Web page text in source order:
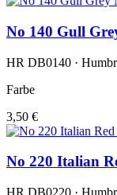
No 140 Gull
HR DB0140 ·
Farbe
3,50 €
No 220 Italian